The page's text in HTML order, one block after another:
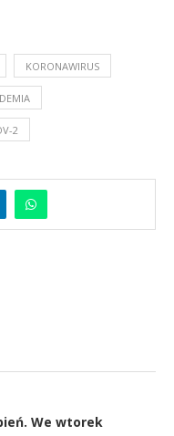
KORONAWIRUS
2
We wtorek